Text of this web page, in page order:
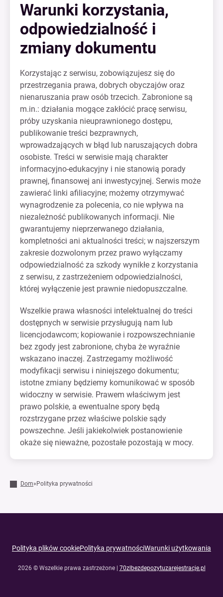
Warunki korzystania,
odpowiedzialność i
zmiany dokumentu
Korzystając z serwisu, zobowiązujesz się do
przestrzegania prawa, dobrych obyczajów oraz
nienaruszania praw osób trzecich. Zabronione są
m.in.: działania mogące zakłócić pracę serwisu,
próby uzyskania nieuprawnionego dostępu,
publikowanie treści bezprawnych,
wprowadzających w błąd lub naruszających dobra
osobiste. Treści w serwisie mają charakter
informacyjno-edukacyjny i nie stanowią porady
prawnej, finansowej ani inwestycyjnej. Serwis może
zawierać linki afiliacyjne; możemy otrzymywać
wynagrodzenie za polecenia, co nie wpływa na
niezależność publikowanych informacji. Nie
gwarantujemy nieprzerwanego działania,
kompletności ani aktualności treści; w najszerszym
zakresie dozwolonym przez prawo wyłączamy
odpowiedzialność za szkody wynikłe z korzystania
z serwisu, z zastrzeżeniem odpowiedzialności,
której wyłączenie jest prawnie niedopuszczalne.
Wszelkie prawa własności intelektualnej do treści
dostępnych w serwisie przysługują nam lub
licencjodawcom; kopiowanie i rozpowszechnianie
bez zgody jest zabronione, chyba że wyraźnie
wskazano inaczej. Zastrzegamy możliwość
modyfikacji serwisu i niniejszego dokumentu;
istotne zmiany będziemy komunikować w sposób
widoczny w serwisie. Prawem właściwym jest
prawo polskie, a ewentualne spory będą
rozstrzygane przez właściwe polskie sądy
powszechne. Jeśli jakiekolwiek postanowienie
okaże się nieważne, pozostałe pozostają w mocy.
Dom» Polityka prywatności
Polityka plików cookiePolityka prywatnościWarunki użytkowania
2026 © Wszelkie prawa zastrzeżone | 70zlbezdepozytuzarejestracje.pl